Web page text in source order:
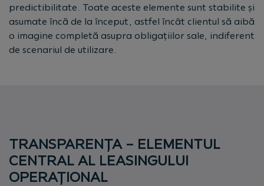
predictibilitate. Toate aceste elemente sunt stabilite și
asumate încă de la început, astfel încât clientul să aibă
o imagine completă asupra obligațiilor sale, indiferent
de scenariul de utilizare.
TRANSPARENȚA – ELEMENTUL
CENTRAL AL LEASINGULUI
OPERAȚIONAL